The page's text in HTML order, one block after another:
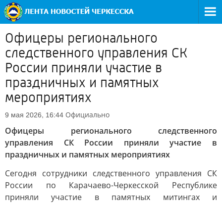
Офицеры регионального
следственного управления СК
России приняли участие в
праздничных и памятных
мероприятиях
9 мая 2026, 16:44 Официально
Офицеры регионального следственного
управления СК России приняли участие в
праздничных и памятных мероприятиях
Сегодня сотрудники следственного управления СК
России по Карачаево-Черкесской Республике
приняли участие в памятных митингах и